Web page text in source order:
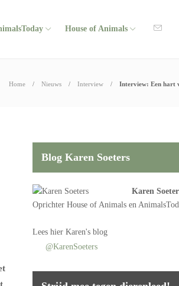
House of Animals
Home Nieuws Interview Interview: Een hart
Blog Karen Soeters
Karen
OprichterHouse of Animals en
Leeshier Karen's blog
@KarenSoeters